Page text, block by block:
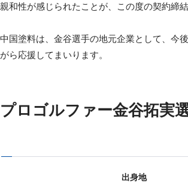
親和性が感じられたことが、この度の契約締結
中国塗料は、金谷選手の地元企業として、今
がら応援してまいります。
プロゴルファー金谷拓実
出身地